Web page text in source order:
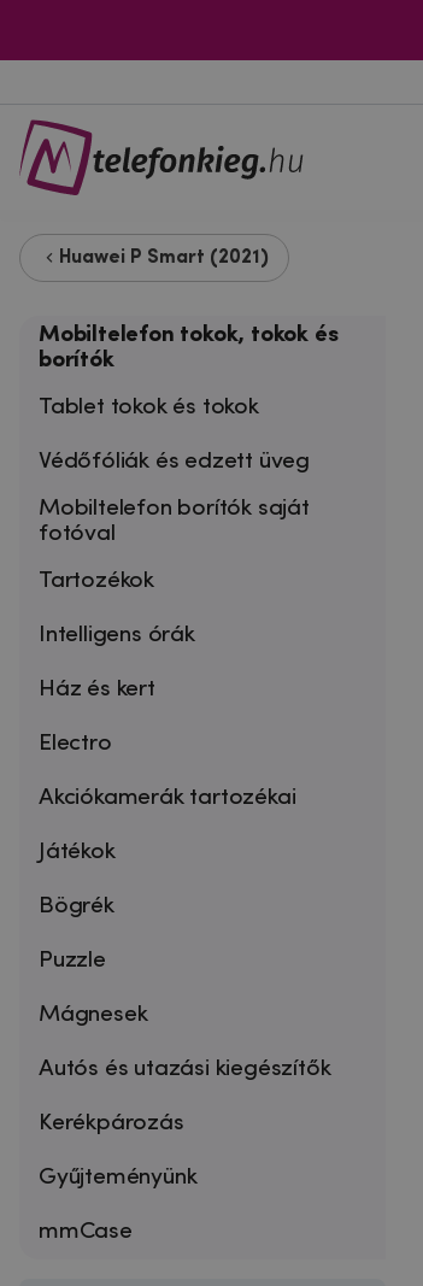
Huawei P Smart (2021)
Mobiltelefon tokok, tokok és
borítók
Tablet tokok és tokok
Védőfóliák és edzett üveg
Mobiltelefon borítók saját
fotóval
Tartozékok
Intelligens órák
Ház és kert
Electro
Akciókamerák tartozékai
Játékok
Bögrék
Puzzle
Mágnesek
Autós és utazási kiegészítők
Kerékpározás
Gyűjteményünk
mmCase